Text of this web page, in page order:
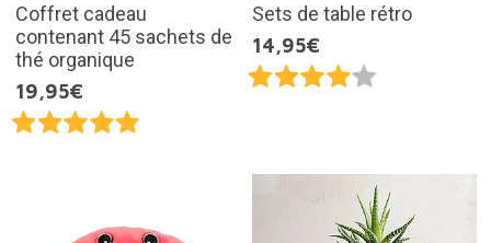
Coffret cadeau
contenant 45 sachets de
thé organique
19,95€
Sets de table rétro
14,95€